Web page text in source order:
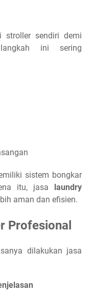
stroller sendiri demi
ini sering
sistem bongkar
itu, jasa
laundry
aman dan efisien.
Profesional
dilakukan jasa